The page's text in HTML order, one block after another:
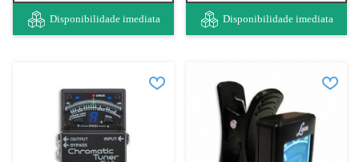
Disponibilidade imediata Disponibilidade imediata